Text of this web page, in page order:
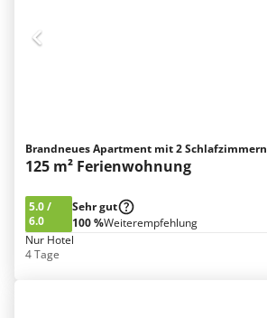
Brandneues Apartment mit 2 Schlafzimmern
125 m² Ferienwohnung
5.0/
6.0
Sehr gut
100 %Weiterempfehlung
Nur Hotel
4 Tage